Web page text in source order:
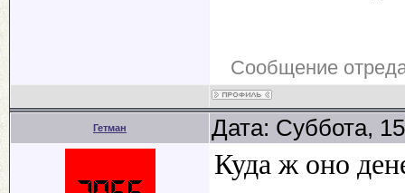
Сообщение
Гетман Дата: Суббота,
Куда ж оно